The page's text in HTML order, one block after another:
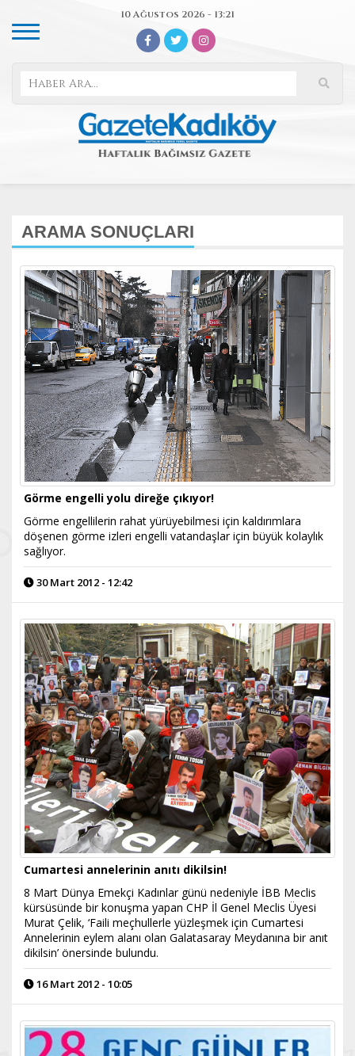
10 Ağustos 2026 - 13:21
ARAMA SONUÇLARI
Görme engelli yolu direğe çıkıyor!
Görme engellilerin rahat yürüyebilmesi için kaldırımlara
döşenen görme izleri engelli vatandaşlar için büyük kolaylık
sağlıyor.
30 Mart 2012 - 12:42
Cumartesi annelerinin anıtı dikilsin!
8 Mart Dünya Emekçi Kadınlar günü nedeniyle İBB Meclis
kürsüsünde bir konuşma yapan CHP İl Genel Meclis Üyesi
Murat Çelik, ‘Faili meçhullerle yüzleşmek için Cumartesi
Annelerinin eylem alanı olan Galatasaray Meydanına bir anıt
dikilsin’ önersinde bulundu.
16 Mart 2012 - 10:05